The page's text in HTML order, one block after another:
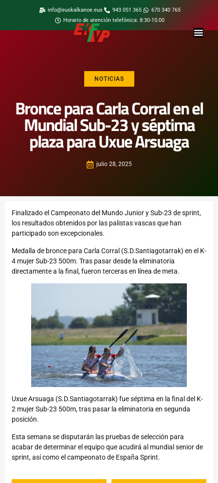
info@euskalkanoe.eus 943 051 365
670 340 765
Horario de atención telefónica: 8:30-15:00
NOTICIAS
Bronce para Carla Corral en el
Mundial Sub-23 y séptima
plaza para Uxue Arsuaga
julio 28, 2025
Finalizado el Campeonato del Mundo Junior y Sub-23 de sprint,
los resultados obtenidos por las palistas vascas que han
participado son excepcionales.
Medalla de bronce para Carla Corral (S.D.Santiagotarrak) en el K-
4 mujer Sub-23 500m. Tras pasar desde la eliminatoria
directamente a la final, fueron terceras en línea de meta.
Uxue Arsuaga (S.D.Santiagotarrak) fue séptima en la final del K-
2 mujer Sub-23 500m, tras pasar la eliminatoria en segunda
posición.
Esta semana se disputarán las pruebas de selección para
acabar de determinar el equipo que acudirá al mundial senior de
sprint, así como el campeonato de España Sprint.